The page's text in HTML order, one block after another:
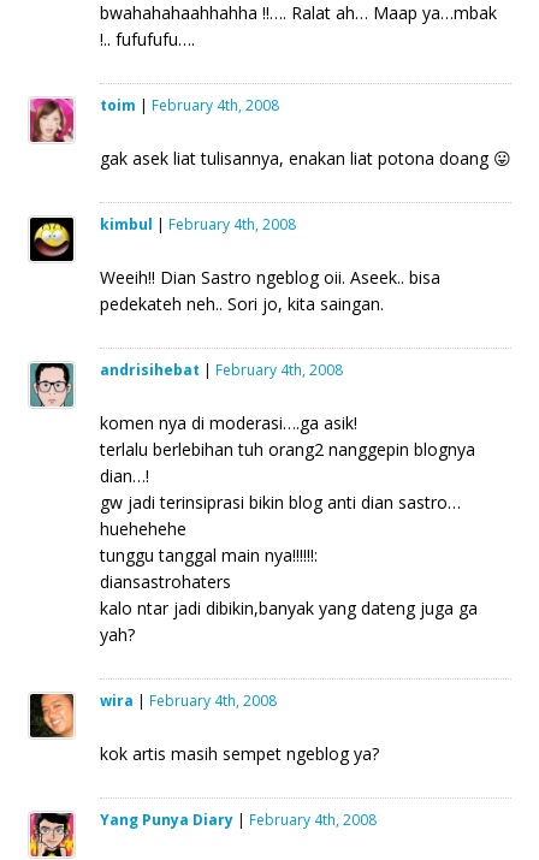
bwahahahaahhahha !!…. Ralat ah… Maap ya…mbak
!.. fufufufu….
toim | February 4th, 2008
gak asek liat tulisannya, enakan liat potona doang 😛
kimbul | February 4th, 2008
Weeih!! Dian Sastro ngeblog oii. Aseek.. bisa
pedekateh neh.. Sori jo, kita saingan.
andrisihebat | February 4th, 2008
komen nya di moderasi….ga asik!
terlalu berlebihan tuh orang2 nanggepin blognya
dian…!
gw jadi terinsiprasi bikin blog anti dian sastro…
huehehehe
tunggu tanggal main nya!!!!!!:
diansastrohaters
kalo ntar jadi dibikin,banyak yang dateng juga ga
yah?
wira | February 4th, 2008
kok artis masih sempet ngeblog ya?
Yang Punya Diary| February 4th, 2008